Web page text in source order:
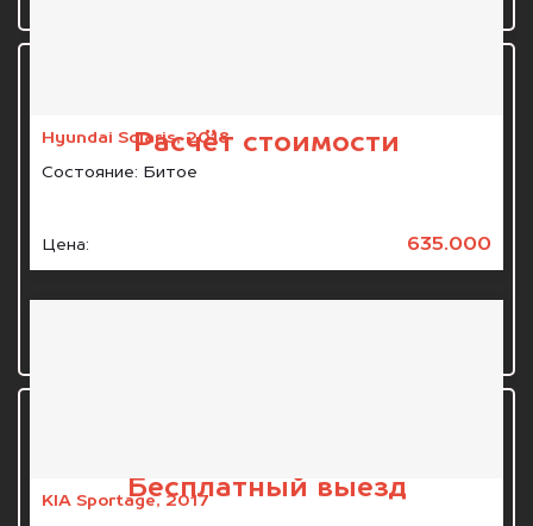
Hyundai Solaris, 2018
Состояние: Битое
Цена: 635.000
KIA Sportage, 2017
Расчёт стоимости
озвучивает вам предварительную цену за
Бесплатный выезд